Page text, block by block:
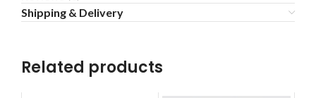
Shipping & Delivery
Related products